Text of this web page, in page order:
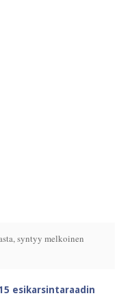
syntyy melkoinen
esikarsintaraadin